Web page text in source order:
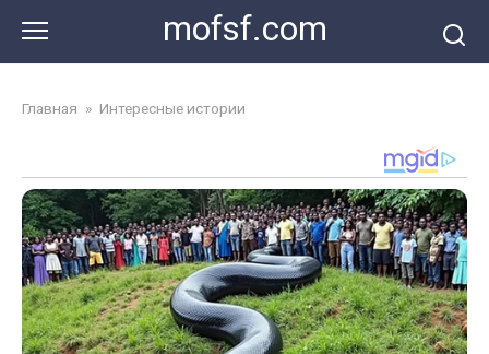
контенту
mofsf.com
Главная » Интересные истории